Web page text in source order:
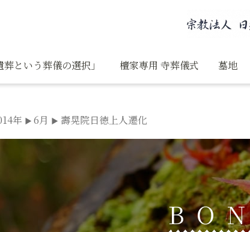
という葬儀の選択」 檀家専用 寺葬儀式 墓地
年 6月 壽晃院日徳上人遷化